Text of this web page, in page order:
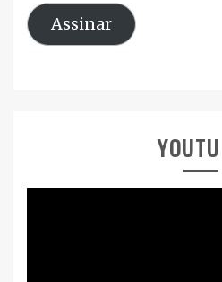
e-
Assinar